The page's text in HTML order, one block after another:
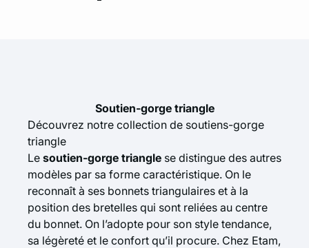
Soutien-gorge triangle
Découvrez notre collection de soutiens-gorge
triangle
Le soutien-gorge triangle se distingue des autres
modèles par sa forme caractéristique. On le
reconnaît à ses bonnets triangulaires et à la
position des bretelles qui sont reliées au centre
du bonnet. On l’adopte pour son style tendance,
sa légèreté et le confort qu’il procure. Chez Etam,